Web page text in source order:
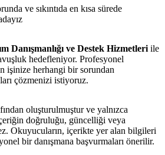
ve sıkıntıda en kısa sürede
Danışmanlığı ve Destek Hizmetleri ile
hedefleniyor. Profesyonel
işinize herhangi bir sorundan
çözmenizi istiyoruz.
oluşturulmuştur ve yalnızca
doğruluğu, güncelliği veya
Okuyucuların, içerikte yer alan bilgileri
bir danışmana başvurmaları önerilir.